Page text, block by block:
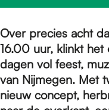
Over precies acht
16.00 uur, klinkt het
dagen vol feest,
van Nijmegen. Met
nieuw concept,